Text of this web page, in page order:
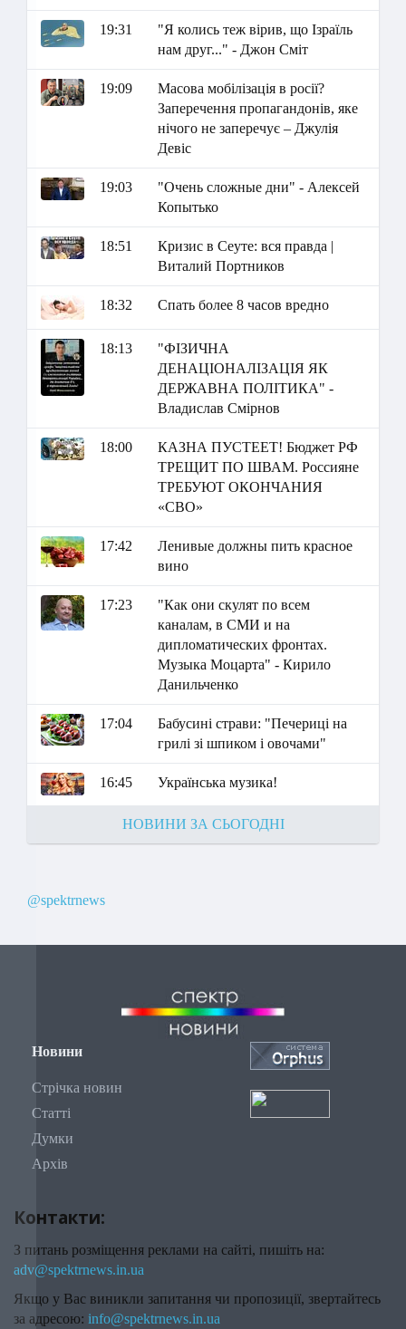
19:31
"Я колись теж вірив, що Ізраїль
нам друг..." - Джон Сміт
19:09
Масова мобілізація в росії?
Заперечення пропагандонів, яке
нічого не заперечує – Джулія
Девіс
19:03
"Очень сложные дни" - Алексей
Копытько
18:51
Кризис в Сеуте: вся правда |
Виталий Портников
18:32 Спать более 8 часов вредно
18:13
"ФІЗИЧНА
ДЕНАЦІОНАЛІЗАЦІЯ ЯК
ДЕРЖАВНА ПОЛІТИКА" -
Владислав Смірнов
18:00
КАЗНА ПУСТЕЕТ! Бюджет РФ
ТРЕЩИТ ПО ШВАМ. Россияне
ТРЕБУЮТ ОКОНЧАНИЯ
«СВО»
17:42
Ленивые должны пить красное
вино
17:23
"Как они скулят по всем
каналам, в СМИ и на
дипломатических фронтах.
Музыка Моцарта" - Кирило
Данильченко
17:04
Бабусині страви: "Печериці на
грилі зі шпиком і овочами"
16:45 Українська музика!
НОВИНИ ЗА СЬОГОДНІ
@spektrnews
Новини
Стрічка новин
Статті
Думки
Архів
Контакти:
З питань розміщення реклами на сайті, пишіть на:
adv@spektrnews.in.ua
Якщо у Вас виникли запитання чи пропозиції, звертайтесь
за адресою: info@spektrnews.in.ua